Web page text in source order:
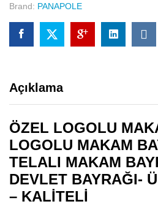
Brand: PANAPOLE
Açıklama
ÖZEL LOGOLU
LOGOLU MAKAM
TELALI MAKAM
DEVLET BAYRAĞI-
– KALİTELİ